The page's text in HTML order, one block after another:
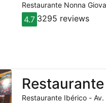
Restaurante Nonna
4.7 3295 reviews
Restaurante Ibérico -